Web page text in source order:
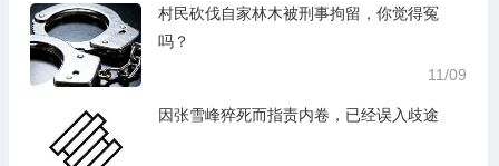
村民砍伐自家林木被刑事拘留，你觉得冤
吗？
11/09
因张雪峰猝死而指责内卷，已经误入歧途